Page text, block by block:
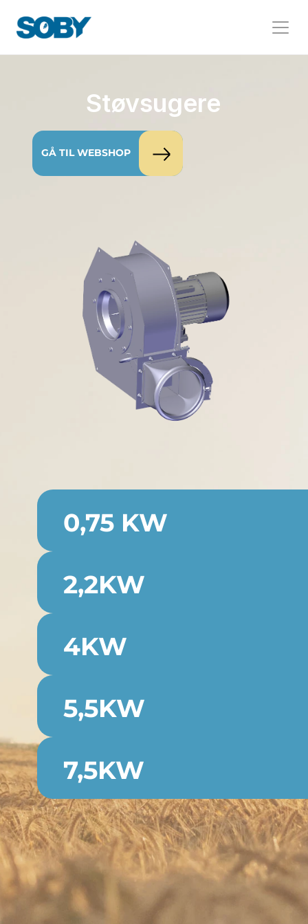
Støvsugere
GÅ TIL WEBSHOP
0,75 KW
2,2KW
4KW
5,5KW
7,5KW